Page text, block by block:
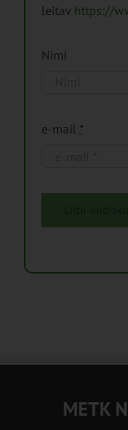
leitav https://
Nimi
e-mail *
METK